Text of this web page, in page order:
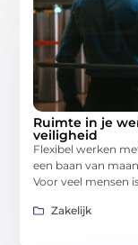
Ruimte in je
veiligheid
Flexibel werken
een baan van
Voor veel mensen
Zakelijk